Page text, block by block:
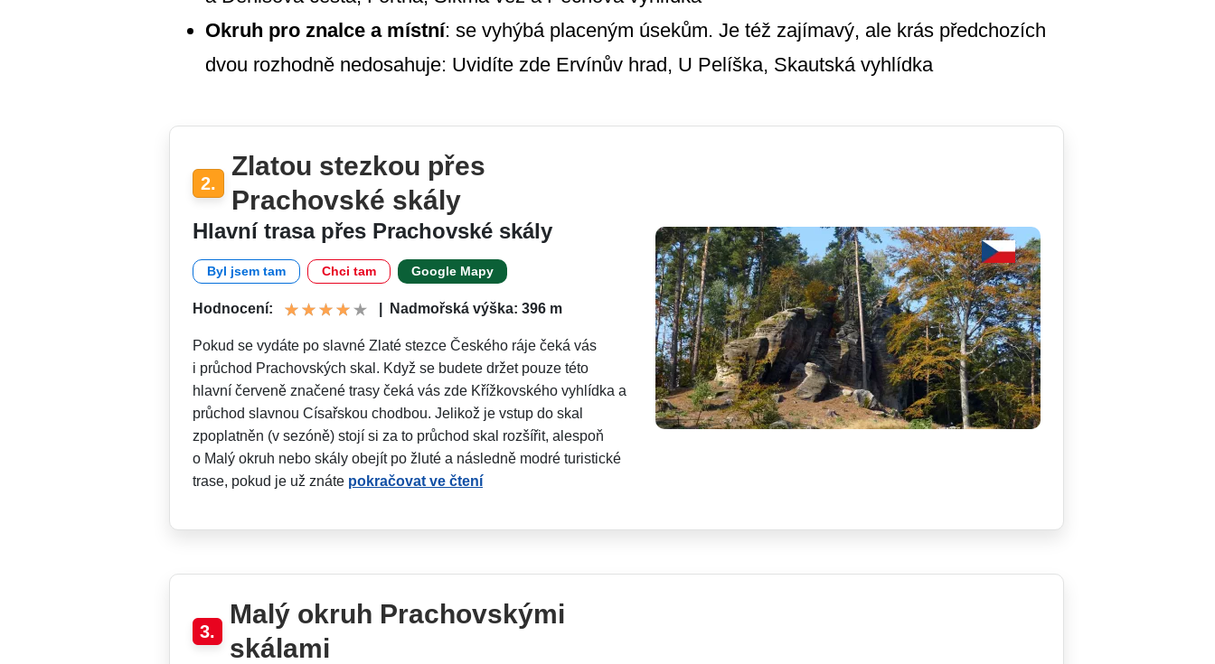
Okruh pro znalce a místní: se vyhýbá placeným úsekům. Je též zajímavý, ale krás předchozích
dvou rozhodně nedosahuje: Uvidíte zde Ervínův hrad, U Pelíška, Skautská vyhlídka
2.
Zlatou stezkou přes
Prachovské skály
Hlavní trasa přes Prachovské skály
Byl jsem tam Chci tam Google Mapy
Hodnocení: Nadmořská výška: 396 m
Pokud se vydáte po slavné Zlaté stezce Českého ráje čeká vás
i průchod Prachovských skal. Když se budete držet pouze této
hlavní červeně značené trasy čeká vás zde Křížkovského vyhlídka a
průchod slavnou Císařskou chodbou. Jelikož je vstup do skal
zpoplatněn (v sezóně) stojí si za to průchod skal rozšířit, alespoň
o Malý okruh nebo skály obejít po žluté a následně modré turistické
trase, pokud je už znáte pokračovat ve čtení
3.
Malý okruh Prachovskými
skálami